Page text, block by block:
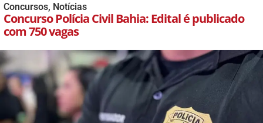
Concursos, Notícias
Concurso Polícia Civil Bahia: Edital é publicado
com 750 vagas